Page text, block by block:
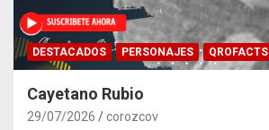
DESTACADOS PERSONAJES QROFACTS
Cayetano Rubio
29/07/2026 corozcov